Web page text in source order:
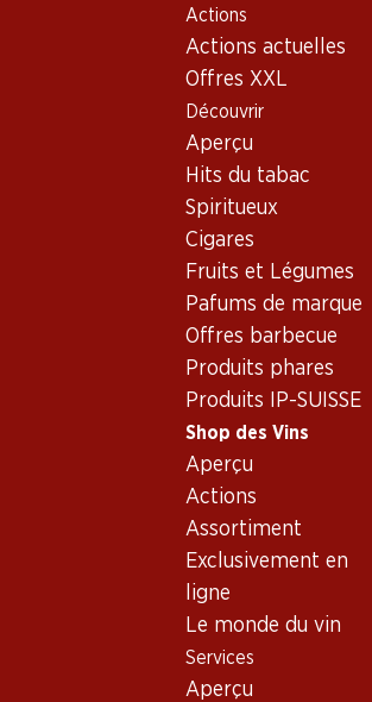
Actions
Actions actuelles
Offres XXL
Découvrir
Aperçu
Hits du tabac
Spiritueux
Cigares
Fruits et Légumes
Pafums de marque
Offres barbecue
Produits phares
Produits IP-SUISSE
Shop des Vins
Aperçu
Actions
Assortiment
Exclusivement en
ligne
Le monde du vin
Services
Aperçu
Shop des Vins
Suisse
Vaud
Le Pied de Vigne Féchy AOC La Côte
Recto Verso
Le Pied de Vigne Féchy
Vaud, 2025